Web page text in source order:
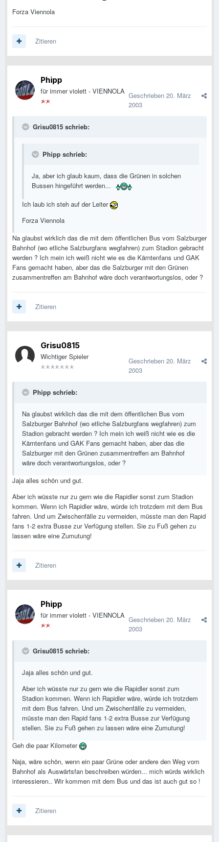
Forza Viennola
Zitieren
Phipp
für immer violett - VIENNOLA Geschrieben 20. März
2003
Grisu0815 schrieb:
Phipp schrieb:
Ja, aber ich glaub kaum, dass die Grünen in solchen
Bussen hingeführt werden...
Ich laub ich steh auf der Leiter
Forza Viennola
Na glaubst wirklich das die mit dem öffentlichen Bus vom Salzburger
Bahnhof (wo etliche Salzburgfans wegfahren) zum Stadion gebracht
werden ? Ich mein ich weiß nicht wie es die Kärntenfans und GAK
Fans gemacht haben, aber das die Salzburger mit den Grünen
zusammentreffen am Bahnhof wäre doch verantwortungslos, oder ?
Zitieren
Grisu0815
Wichtiger Spieler Geschrieben 20. März
2003
Phipp schrieb:
Na glaubst wirklich das die mit dem öffentlichen Bus vom
Salzburger Bahnhof (wo etliche Salzburgfans wegfahren) zum
Stadion gebracht werden ? Ich mein ich weiß nicht wie es die
Kärntenfans und GAK Fans gemacht haben, aber das die
Salzburger mit den Grünen zusammentreffen am Bahnhof
wäre doch verantwortungslos, oder ?
Jaja alles schön und gut.
Aber ich wüsste nur zu gern wie die Rapidler sonst zum Stadion
kommen. Wenn ich Rapidler wäre, würde ich trotzdem mit dem Bus
fahren. Und um Zwischenfälle zu vermeiden, müsste man den Rapid
fans 1-2 extra Busse zur Verfügung stellen. Sie zu Fuß gehen zu
lassen wäre eine Zumutung!
Zitieren
Phipp
für immer violett - VIENNOLA Geschrieben 20. März
2003
Grisu0815 schrieb:
Jaja alles schön und gut.
Aber ich wüsste nur zu gern wie die Rapidler sonst zum
Stadion kommen. Wenn ich Rapidler wäre, würde ich trotzdem
mit dem Bus fahren. Und um Zwischenfälle zu vermeiden,
müsste man den Rapid fans 1-2 extra Busse zur Verfügung
stellen. Sie zu Fuß gehen zu lassen wäre eine Zumutung!
Geh die paar Kilometer
Naja, wäre schön, wenn ein paar Grüne oder andere den Weg vom
Bahnhof als Auswärtsfan beschreiben würden... mich würds wirklich
interessieren.. Wir kommen mit dem Bus und das ist auch gut so !
Zitieren